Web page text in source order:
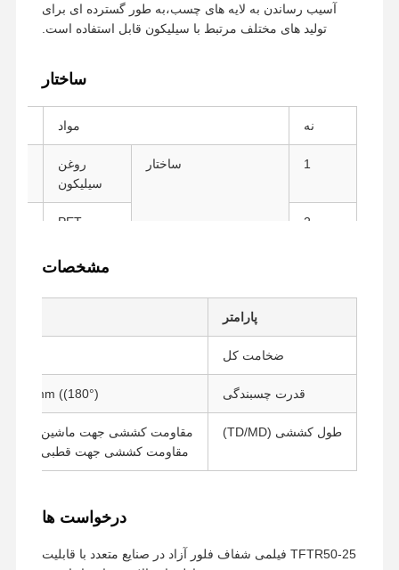
دربارهی ما
آسیب رساندن به لایه های چسب،به طور گسترده ای برای
تولید های مختلف مرتبط با سیلیکون قابل استفاده است.
ساختار
نه مواد
1 ساختار
روغن
سیلیکون
2
PET
مشخصات
پارامتر
ضخامت کل
قدرت چسبندگی 25mm ((180°)
طول کششی (TD/MD)
مقاومت کششی جهت ماشین ≥ 130 MPa
مقاومت کششی جهت قطبی ≥ 120 MPa
درخواست ها
TFTR50-25 فیلمی شفاف فلور آزاد در صنایع متعدد با قابلیت